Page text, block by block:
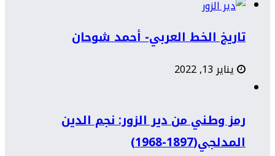
تاريخ الخط العربي- أحمد شوحان
يناير 13, 2022
رمز وطني من دير الزور: نجم الدين
المدلجي(1897-1968)